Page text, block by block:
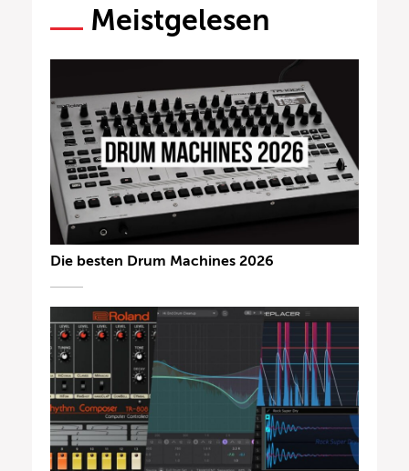
Meistgelesen
Die besten Drum Machines 2026